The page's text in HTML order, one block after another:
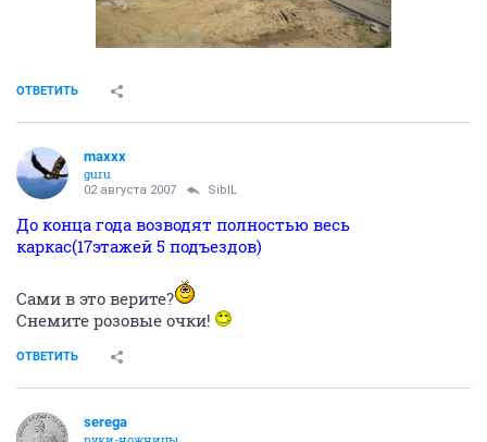
ОТВЕТИТЬ
maxxx
guru
02 августа 2007 SibIL
До конца года возводят полностью весь
каркас(17этажей 5 подъездов)
Сами в это верите?
Снемите розовые очки!
ОТВЕТИТЬ
serega